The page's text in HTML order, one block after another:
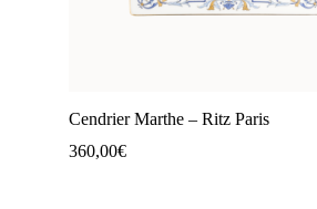
Cendrier Marthe – Ritz Paris
360,00€